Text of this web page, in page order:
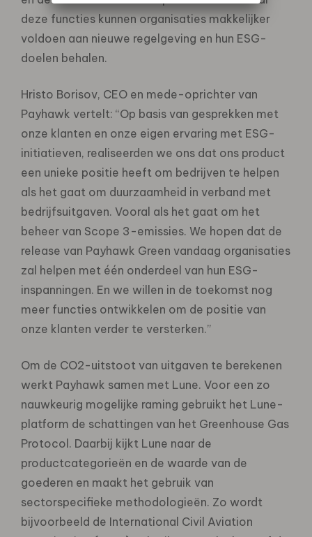
deze functies kunnen organisaties makkelijker
voldoen aan nieuwe regelgeving en hun ESG-
doelen behalen.
Hristo Borisov, CEO en mede-oprichter van
Payhawk vertelt: “Op basis van gesprekken met
onze klanten en onze eigen ervaring met ESG-
initiatieven, realiseerden we ons dat ons product
een unieke positie heeft om bedrijven te helpen
als het gaat om duurzaamheid in verband met
bedrijfsuitgaven. Vooral als het gaat om het
beheer van Scope 3-emissies. We hopen dat de
release van Payhawk Green vandaag organisaties
zal helpen met één onderdeel van hun ESG-
inspanningen. En we willen in de toekomst nog
meer functies ontwikkelen om de positie van
onze klanten verder te versterken.”
Om de CO2-uitstoot van uitgaven te berekenen
werkt Payhawk samen met Lune. Voor een zo
nauwkeurig mogelijke raming gebruikt het Lune-
platform de schattingen van het Greenhouse Gas
Protocol. Daarbij kijkt Lune naar de
productcategorieën en de waarde van de
goederen en maakt het gebruik van
sectorspecifieke methodologieën. Zo wordt
bijvoorbeeld de International Civil Aviation